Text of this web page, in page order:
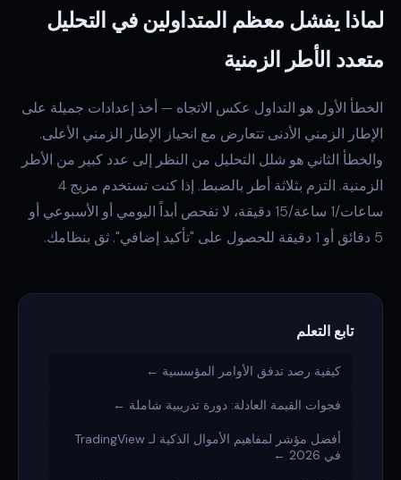
لماذا يفشل معظم المتداولين في التحليل
متعدد الأطر الزمنية
الخطأ الأول هو التداول عكس الاتجاه — أخذ إعدادات جميلة على
الإطار الزمني الأدنى تتعارض مع انحياز الإطار الزمني الأعلى.
والخطأ الثاني هو شلل التحليل من النظر إلى عدد كبير من الأطر
الزمنية. التزم بثلاثة أطر بالضبط. إذا كنت تستخدم مزيج 4
ساعات/1 ساعة/15 دقيقة، لا تفحص أبداً اليومي أو الأسبوعي أو
5 دقائق أو 1 دقيقة للحصول على "تأكيد إضافي". ثق بنظامك.
تابع التعلم
كيفية رصد تدفق الأوامر المؤسسية ←
فجوات القيمة العادلة: دورة تدريبية شاملة ←
أفضل مؤشر لمفاهيم الأموال الذكية لـ TradingView
في 2026 ←